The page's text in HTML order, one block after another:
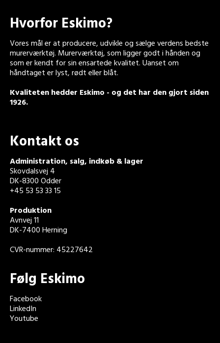
Hvorfor Eskimo?
Vores mål er at producere, udvikle og sælge verdens bedste
murerværktøj. Murerværktøj, som ligger godt i hånden og
som er kendt for sin ensartede kvalitet. Uanset om
håndtaget er lyst, rødt eller blåt.
Kvaliteten hedder Eskimo - og det har den gjort siden
1926.
Kontakt os
Administration, salg, indkøb & lager
Skovdalsvej 4
DK-8300 Odder
+45 53 53 33 15
Produktion
Avnvej 11
DK-7400 Herning
CVR-nummer: 45227642
Følg Eskimo
Facebook
LinkedIn
Youtube